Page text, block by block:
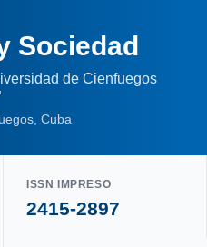
Sociedad
de Cienfuegos
Cuba
ISSN IMPRESO
2415-2897